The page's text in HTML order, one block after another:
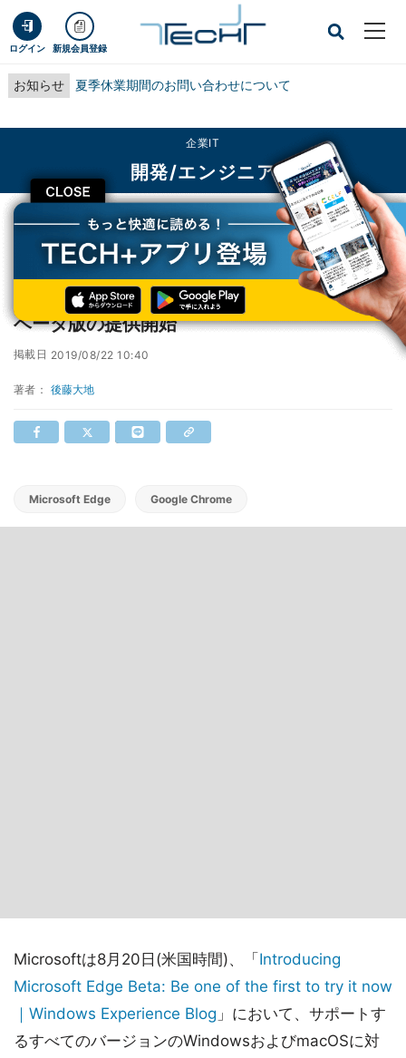
ログイン 新規会員登録
お知らせ 夏季休業期間のお問い合わせについて
CLOSE
企業IT
開発/エンジニア
TECH+ 企業IT
開発/エンジニア
ChromiumベースのMicrosoft Edge、ついにベータ版の提供開始
ChromiumベースのMicrosoft Edge、ついに
ベータ版の提供開始
掲載日 2019/08/22 10:40
著者： 後藤大地
Microsoft Edge Google Chrome
Microsoftは8月20日(米国時間)、「 Introducing
Microsoft Edge Beta: Be one of the first to try it now
｜Windows Experience Blog 」において、サポートす
るすべてのバージョンのWindowsおよびmacOSに対